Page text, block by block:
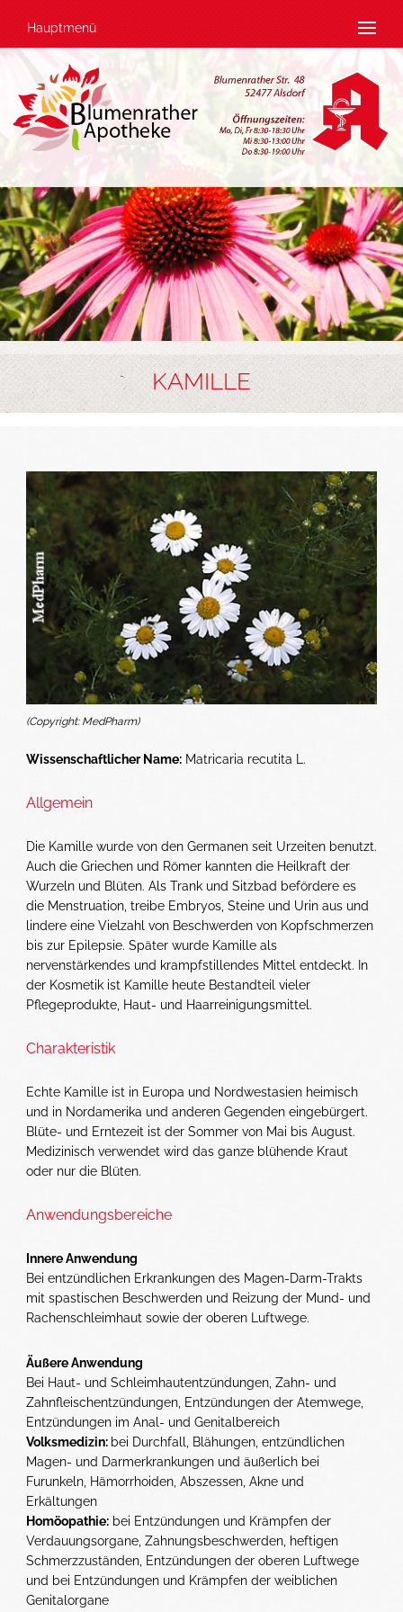
Hauptmenü
KAMILLE
(Copyright: MedPharm)
Wissenschaftlicher Name: Matricaria recutita L.
Allgemein
Die Kamille wurde von den Germanen seit Urzeiten benutzt.
Auch die Griechen und Römer kannten die Heilkraft der
Wurzeln und Blüten. Als Trank und Sitzbad befördere es
die Menstruation, treibe Embryos, Steine und Urin aus und
lindere eine Vielzahl von Beschwerden von Kopfschmerzen
bis zur Epilepsie. Später wurde Kamille als
nervenstärkendes und krampfstillendes Mittel entdeckt. In
der Kosmetik ist Kamille heute Bestandteil vieler
Pflegeprodukte, Haut- und Haar­reinigungsmittel.
Charakteristik
Echte Kamille ist in Europa und Nordwestasien heimisch
und in Nordamerika und anderen Gegenden eingebürgert.
Blüte- und Erntezeit ist der Sommer von Mai bis August.
Medizinisch verwendet wird das ganze blühende Kraut
oder nur die Blüten.
Anwendungsbereiche
Innere Anwendung
Bei entzündlichen Erkrankungen des Magen-Darm-Trakts
mit spastischen Beschwerden und Reizung der Mund- und
Rachenschleimhaut sowie der oberen Luftwege.
Äußere Anwendung
Bei Haut- und Schleimhautentzündungen, Zahn- und
Zahnfleischentzündungen, Entzündungen der Atemwege,
Entzündungen im Anal- und Genitalbereich
Volksmedizin: bei Durchfall, Blähungen, entzündlichen
Magen- und Darmerkrankungen und äußerlich bei
Furunkeln, Hämorrhoiden, Abszessen, Akne und
Erkältungen
Homöopathie: bei Entzündungen und Krämpfen der
Verdauungsorgane, Zahnungsbeschwerden, heftigen
Schmerzzuständen, Entzündungen der oberen Luftwege
und bei Entzündungen und Krämpfen der weiblichen
Genitalorgane